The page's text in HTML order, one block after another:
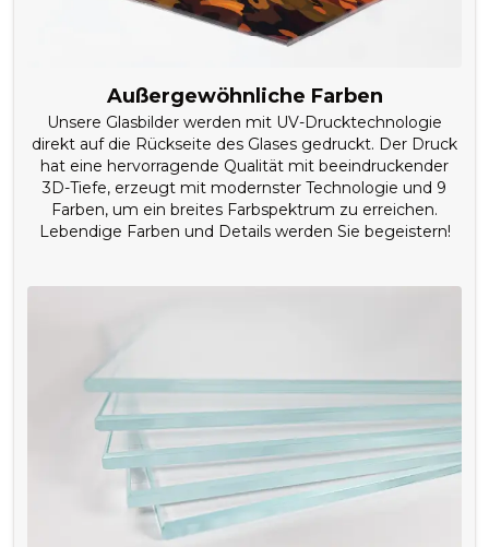
Außergewöhnliche Farben
Unsere Glasbilder werden mit UV-Drucktechnologie
direkt auf die Rückseite des Glases gedruckt. Der Druck
hat eine hervorragende Qualität mit beeindruckender
3D-Tiefe, erzeugt mit modernster Technologie und 9
Farben, um ein breites Farbspektrum zu erreichen.
Lebendige Farben und Details werden Sie begeistern!